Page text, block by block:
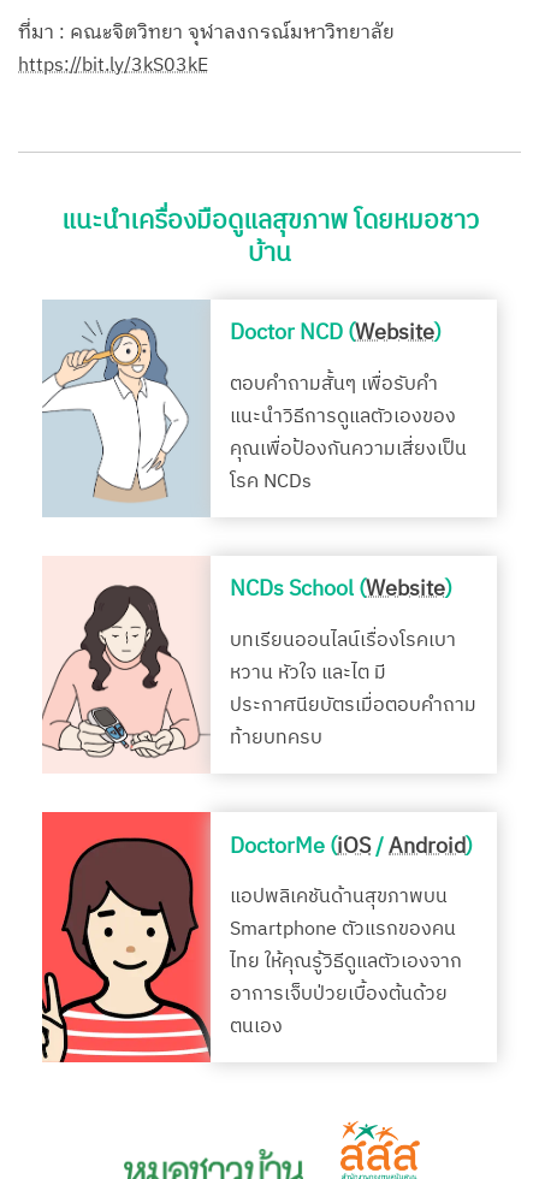
ที่มา : คณะจิตวิทยา จุฬาลงกรณ์มหาวิทยาลัย
https://bit.ly/3kS03kE
แนะนำเครื่องมือดูแลสุขภาพ โดยหมอชาว
บ้าน
Doctor NCD (Website)
ตอบคำถามสั้นๆ เพื่อรับคำ
แนะนำวิธีการดูแลตัวเองของ
คุณเพื่อป้องกันความเสี่ยงเป็น
โรค NCDs
NCDs School (Website)
บทเรียนออนไลน์เรื่องโรคเบา
หวาน หัวใจ และไต มี
ประกาศนียบัตรเมื่อตอบคำถาม
ท้ายบทครบ
DoctorMe (iOS/Android)
แอปพลิเคชันด้านสุขภาพบน
Smartphone ตัวแรกของคน
ไทย ให้คุณรู้วิธีดูแลตัวเองจาก
อาการเจ็บป่วยเบื้องต้นด้วย
ตนเอง